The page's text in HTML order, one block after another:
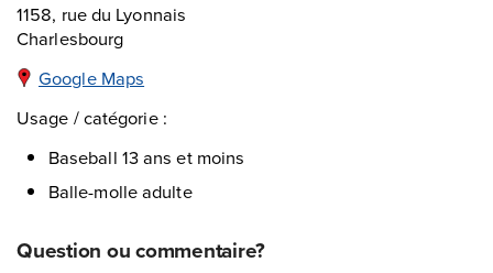
1158, rue du Lyonnais
Charlesbourg
Google Maps
Usage / catégorie :
Baseball 13 ans et moins
Balle-molle adulte
Question ou commentaire?